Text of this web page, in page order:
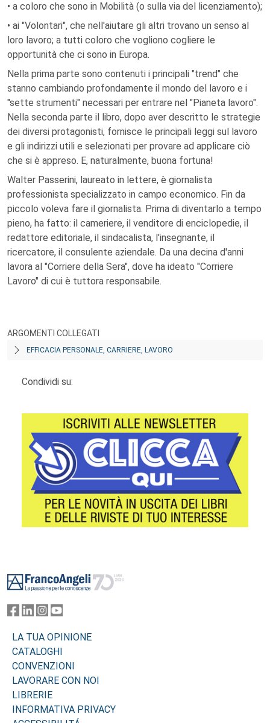
• a coloro che sono in Mobilità (o sulla via del licenziamento);
• ai "Volontari", che nell'aiutare gli altri trovano un senso al
loro lavoro; a tutti coloro che vogliono cogliere le
opportunità che ci sono in Europa.
Nella prima parte sono contenuti i principali "trend" che
stanno cambiando profondamente il mondo del lavoro e i
"sette strumenti" necessari per entrare nel "Pianeta lavoro".
Nella seconda parte il libro, dopo aver descritto le strategie
dei diversi protagonisti, fornisce le principali leggi sul lavoro
e gli indirizzi utili e selezionati per provare ad applicare ciò
che si è appreso. E, naturalmente, buona fortuna!
Walter Passerini, laureato in lettere, è giornalista
professionista specializzato in campo economico. Fin da
piccolo voleva fare il giornalista. Prima di diventarlo a tempo
pieno, ha fatto: il cameriere, il venditore di enciclopedie, il
redattore editoriale, il sindacalista, l'insegnante, il
ricercatore, il consulente aziendale. Da una decina d'anni
lavora al "Corriere della Sera", dove ha ideato "Corriere
Lavoro" di cui è tuttora responsabile.
ARGOMENTI COLLEGATI
EFFICACIA PERSONALE, CARRIERE, LAVORO
Condividi su:
LA TUA OPINIONE
CATALOGHI
CONVENZIONI
LAVORARE CON NOI
LIBRERIE
INFORMATIVA PRIVACY